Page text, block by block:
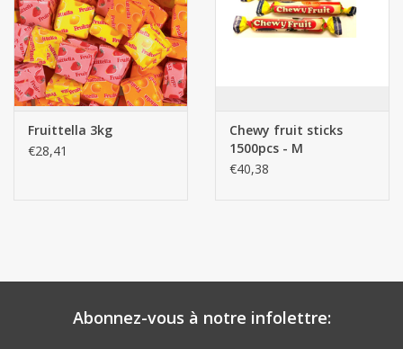
Fruittella 3kg
€28,41
Chewy fruit sticks
1500pcs - M
€40,38
Abonnez-vous à notre infolettre: